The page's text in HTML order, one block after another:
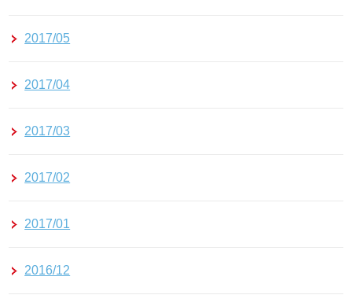
2017/05
2017/04
2017/03
2017/02
2017/01
2016/12